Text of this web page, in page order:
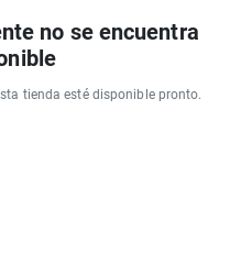
no se encuentra
tienda esté disponible pronto.